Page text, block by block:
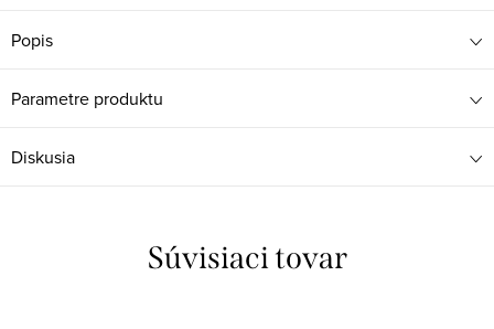
Popis
Parametre produktu
Diskusia
Súvisiaci tovar